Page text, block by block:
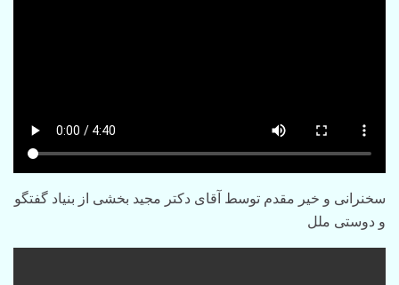
سخنرانی و خیر مقدم توسط آقای دکتر مجید بخشی از بنیاد گفتگو
و دوستی ملل